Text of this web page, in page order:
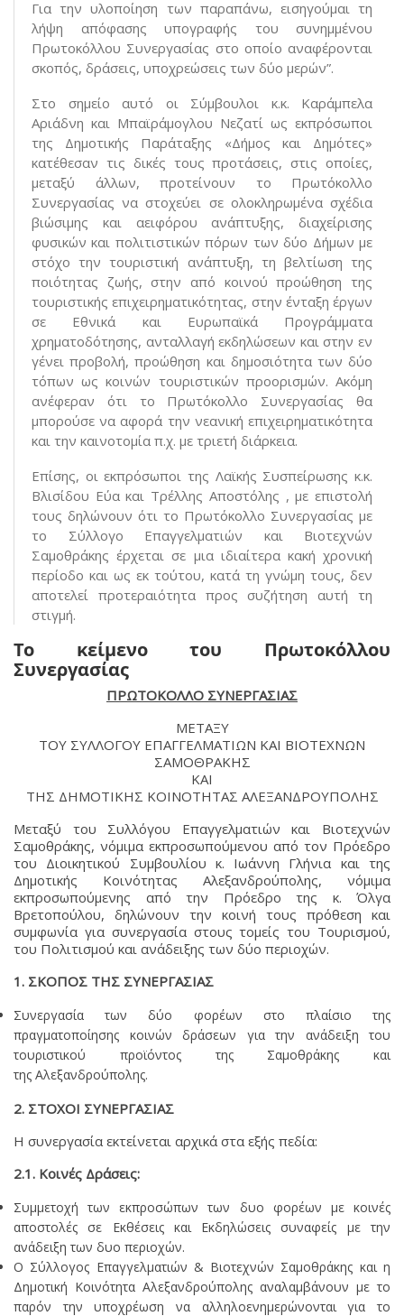
Για την υλοποίηση των παραπάνω, εισηγούμαι τη
λήψη απόφασης υπογραφής του συνημμένου
Πρωτοκόλλου Συνεργασίας στο οποίο αναφέρονται
σκοπός, δράσεις, υποχρεώσεις των δύο μερών”.
Στο σημείο αυτό οι Σύμβουλοι κ.κ. Καράμπελα
Αριάδνη και Μπαϊράμογλου Νεζατί ως εκπρόσωποι
της Δημοτικής Παράταξης «Δήμος και Δημότες»
κατέθεσαν τις δικές τους προτάσεις, στις οποίες,
μεταξύ άλλων, προτείνουν το Πρωτόκολλο
Συνεργασίας να στοχεύει σε ολοκληρωμένα σχέδια
βιώσιμης και αειφόρου ανάπτυξης, διαχείρισης
φυσικών και πολιτιστικών πόρων των δύο Δήμων με
στόχο την τουριστική ανάπτυξη, τη βελτίωση της
ποιότητας ζωής, στην από κοινού προώθηση της
τουριστικής επιχειρηματικότητας, στην ένταξη έργων
σε Εθνικά και Ευρωπαϊκά Προγράμματα
χρηματοδότησης, ανταλλαγή εκδηλώσεων και στην εν
γένει προβολή, προώθηση και δημοσιότητα των δύο
τόπων ως κοινών τουριστικών προορισμών. Ακόμη
ανέφεραν ότι το Πρωτόκολλο Συνεργασίας θα
μπορούσε να αφορά την νεανική επιχειρηματικότητα
και την καινοτομία π.χ. με τριετή διάρκεια.
Επίσης, οι εκπρόσωποι της Λαϊκής Συσπείρωσης κ.κ.
Βλισίδου Εύα και Τρέλλης Αποστόλης , με επιστολή
τους δηλώνουν ότι το Πρωτόκολλο Συνεργασίας με
το Σύλλογο Επαγγελματιών και Βιοτεχνών
Σαμοθράκης έρχεται σε μια ιδιαίτερα κακή χρονική
περίοδο και ως εκ τούτου, κατά τη γνώμη τους, δεν
αποτελεί προτεραιότητα προς συζήτηση αυτή τη
στιγμή.
Το κείμενο του Πρωτοκόλλου
Συνεργασίας
ΠΡΩΤΟΚΟΛΛΟ ΣΥΝΕΡΓΑΣΙΑΣ
ΜΕΤΑΞΥ
ΤΟΥ ΣΥΛΛΟΓΟΥ ΕΠΑΓΓΕΛΜΑΤΙΩΝ ΚΑΙ ΒΙΟΤΕΧΝΩΝ
ΣΑΜΟΘΡΑΚΗΣ
ΚΑΙ
ΤΗΣ ΔΗΜΟΤΙΚΗΣ ΚΟΙΝΟΤΗΤΑΣ ΑΛΕΞΑΝΔΡΟΥΠΟΛΗΣ
Μεταξύ του Συλλόγου Επαγγελματιών και Βιοτεχνών
Σαμοθράκης, νόμιμα εκπροσωπούμενου από τον Πρόεδρο
του Διοικητικού Συμβουλίου κ. Ιωάννη Γλήνια και της
Δημοτικής Κοινότητας Αλεξανδρούπολης, νόμιμα
εκπροσωπούμενης από την Πρόεδρο της κ. Όλγα
Βρετοπούλου, δηλώνουν την κοινή τους πρόθεση και
συμφωνία για συνεργασία στους τομείς του Τουρισμού,
του Πολιτισμού και ανάδειξης των δύο περιοχών.
1. ΣΚΟΠΟΣ ΤΗΣ ΣΥΝΕΡΓΑΣΙΑΣ
Συνεργασία των δύο φορέων στο πλαίσιο της
πραγματοποίησης κοινών δράσεων για την ανάδειξη του
τουριστικού προϊόντος της Σαμοθράκης και
της Αλεξανδρούπολης.
2. ΣΤΟΧΟΙ ΣΥΝΕΡΓΑΣΙΑΣ
Η συνεργασία εκτείνεται αρχικά στα εξής πεδία:
2.1. Κοινές Δράσεις:
Συμμετοχή των εκπροσώπων των δυο φορέων με κοινές
αποστολές σε Εκθέσεις και Εκδηλώσεις συναφείς με την
ανάδειξη των δυο περιοχών.
Ο Σύλλογος Επαγγελματιών & Βιοτεχνών Σαμοθράκης και η
Δημοτική Κοινότητα Αλεξανδρούπολης αναλαμβάνουν με το
παρόν την υποχρέωση να αλληλοενημερώνονται για το